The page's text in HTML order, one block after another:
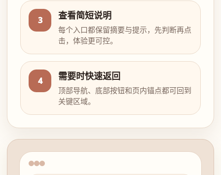
3 查看简短说明
每个入口都保留摘要与提示，先判断再点
击，体验更可控。
4 需要时快速返回
顶部导航、底部按钮和页内锚点都可回到
关键区域。